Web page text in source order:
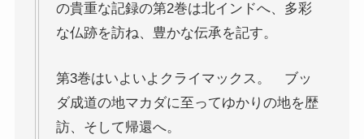
親鸞とドストエフスキー
上巻
の貴重な記録の第2巻は北インドへ、多彩
な仏跡を訪ね、豊かな伝承を記す。
第3巻はいよいよクライマックス。 ブッ
ダ成道の地マカダに至ってゆかりの地を歴
訪、そして帰還へ。